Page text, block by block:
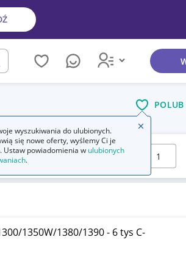
Wybierz stronę:
1350W/1380/1390 - 6 tys C-
wyszukiwania do ulubionych.
się nowe oferty, wyślemy Ci je
Ustaw powiadomienia w ulubionych
.
Zamknij